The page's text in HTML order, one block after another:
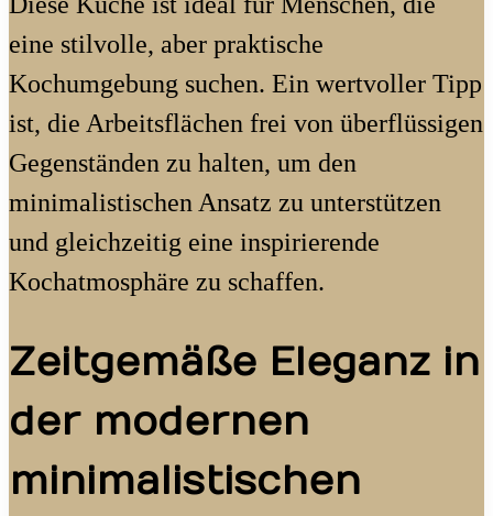
eine stilvolle, aber praktische
Kochumgebung suchen. Ein wertvoller Tipp
ist, die Arbeitsflächen frei von überflüssigen
Gegenständen zu halten, um den
minimalistischen Ansatz zu unterstützen
und gleichzeitig eine inspirierende
Kochatmosphäre zu schaffen.
Zeitgemäße Eleganz in
der modernen
minimalistischen